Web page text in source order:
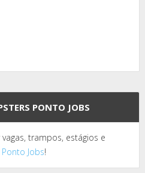
PONTO JOBS
trampos, estágios e
Jobs!